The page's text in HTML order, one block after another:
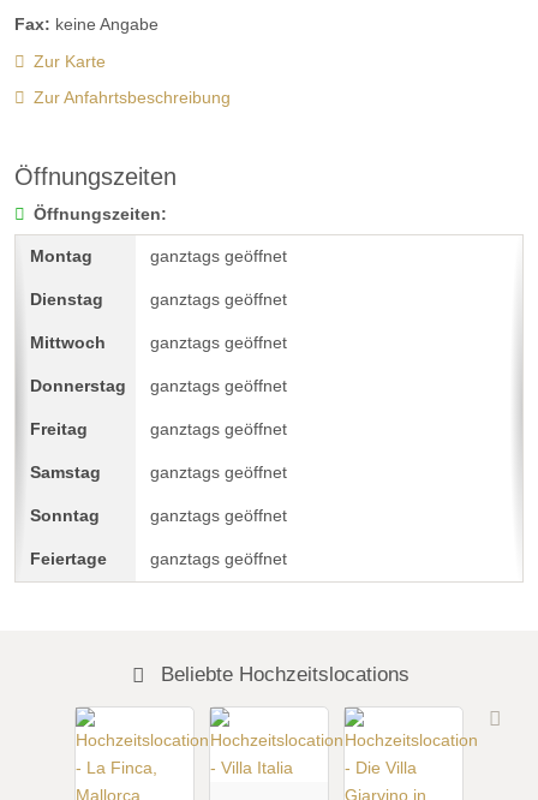
Fax: keine Angabe
Zur Karte
Zur Anfahrtsbeschreibung
Öffnungszeiten
Öffnungszeiten:
ganztags geöffnet
ganztags geöffnet
ganztags geöffnet
ganztags geöffnet
ganztags geöffnet
ganztags geöffnet
ganztags geöffnet
ganztags geöffnet
Beliebte Hochzeitslocations